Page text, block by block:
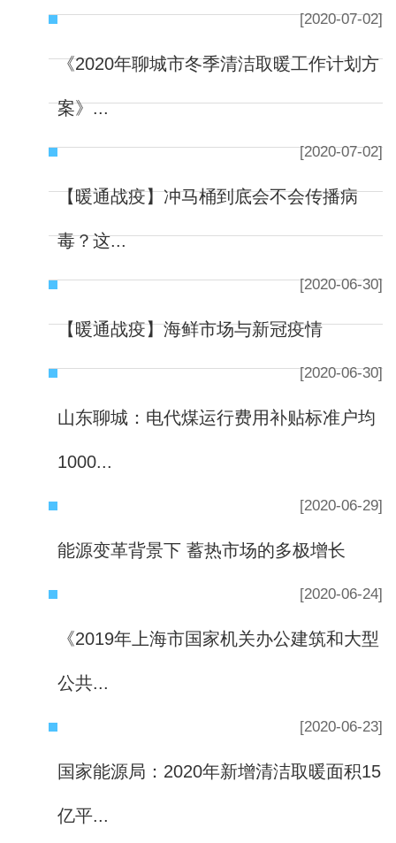
[2020-07-02]
《2020年聊城市冬季清洁取暖工作计划方
案》...
[2020-07-02]
【暖通战疫】冲马桶到底会不会传播病
毒？这...
[2020-06-30]
【暖通战疫】海鲜市场与新冠疫情
[2020-06-30]
山东聊城：电代煤运行费用补贴标准户均
1000...
[2020-06-29]
能源变革背景下 蓄热市场的多极增长
[2020-06-24]
《2019年上海市国家机关办公建筑和大型
公共...
[2020-06-23]
国家能源局：2020年新增清洁取暖面积15
亿平...